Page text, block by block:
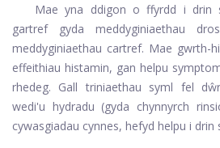
Mae yna ddigon o ffyrdd i drin
gartref gyda meddyginiaethau
meddyginiaethau cartref. Mae gwrth-
effeithiau histamin, gan helpu
rhedeg. Gall triniaethau syml fel
wedi'u hydradu (gyda chynnyrch
cywasgiadau cynnes, hefyd helpu i